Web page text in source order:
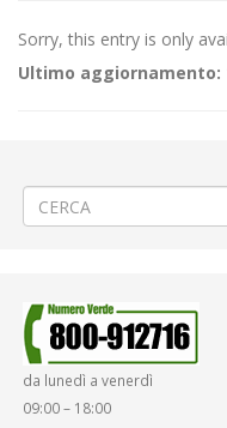
Sorry, this entry is only
Ultimo aggiornamento:
da lunedì a venerdì
09:00 – 18:00